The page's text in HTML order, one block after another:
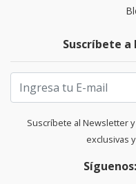
Suscríbete
Suscríbete al Newsletter
exclusivas
Síguenos: